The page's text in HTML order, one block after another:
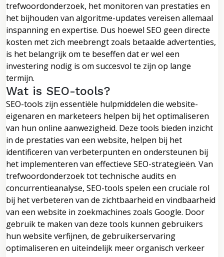
trefwoordonderzoek, het monitoren van prestaties en
het bijhouden van algoritme-updates vereisen allemaal
inspanning en expertise. Dus hoewel SEO geen directe
kosten met zich meebrengt zoals betaalde advertenties,
is het belangrijk om te beseffen dat er wel een
investering nodig is om succesvol te zijn op lange
termijn.
Wat is SEO-tools?
SEO-tools zijn essentiële hulpmiddelen die website-
eigenaren en marketeers helpen bij het optimaliseren
van hun online aanwezigheid. Deze tools bieden inzicht
in de prestaties van een website, helpen bij het
identificeren van verbeterpunten en ondersteunen bij
het implementeren van effectieve SEO-strategieën. Van
trefwoordonderzoek tot technische audits en
concurrentieanalyse, SEO-tools spelen een cruciale rol
bij het verbeteren van de zichtbaarheid en vindbaarheid
van een website in zoekmachines zoals Google. Door
gebruik te maken van deze tools kunnen gebruikers
hun website verfijnen, de gebruikerservaring
optimaliseren en uiteindelijk meer organisch verkeer